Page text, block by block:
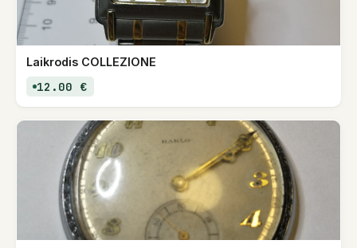
Laikrodis COLLEZIONE
12.00 €